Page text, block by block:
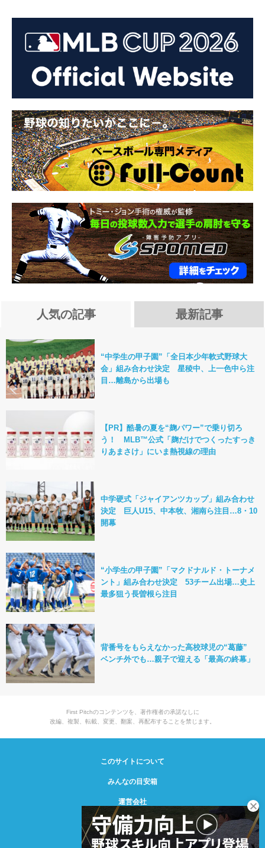
人気の記事 最新記事
“中学生の甲子園”「全日本少年軟式野球大
会」組み合わせ決定 星稜中、上一色中ら注
目…離島から出場も
【PR】酷暑の夏を“麹パワー”で乗り切ろ
う！ MLB™公式「麹だけでつくったすっき
りあまさけ」にいま熱視線の理由
中学硬式「ジャイアンツカップ」組み合わせ
決定 巨人U15、中本牧、湘南ら注目…8・10
開幕
“小学生の甲子園”「マクドナルド・トーナメ
ント」組み合わせ決定 53チーム出場…史上
最多狙う長曽根ら注目
背番号をもらえなかった高校球児の“葛藤”
ベンチ外でも…親子で迎える「最高の終幕」
First Pitchのコンテンツを、著作権者の承諾なしに
改編、複製、転載、変更、翻案、再配布することを禁じます。
このサイトについて
みんなの目安箱
運営会社